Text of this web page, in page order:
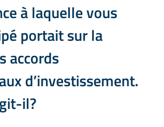
à laquelle vous
portait sur la
accords
d’investissement.
il?